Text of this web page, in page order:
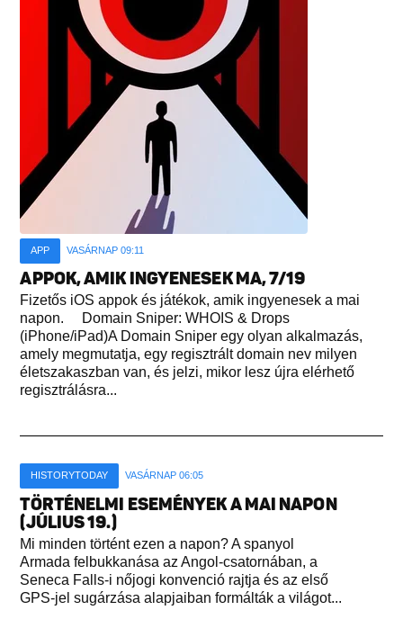
APP VASÁRNAP 09:11
APPOK, AMIK INGYENESEK MA, 7/19
Fizetős iOS appok és játékok, amik ingyenesek a mai
napon. Domain Sniper: WHOIS & Drops
(iPhone/iPad)A Domain Sniper egy olyan alkalmazás,
amely megmutatja, egy regisztrált domain nev milyen
életszakaszban van, és jelzi, mikor lesz újra elérhető
regisztrálásra...
HISTORYTODAY VASÁRNAP 06:05
TÖRTÉNELMI ESEMÉNYEK A MAI NAPON
(JÚLIUS 19.)
Mi minden történt ezen a napon? A spanyol
Armada felbukkanása az Angol-csatornában, a
Seneca Falls-i nőjogi konvenció rajtja és az első
GPS-jel sugárzása alapjaiban formálták a világot...